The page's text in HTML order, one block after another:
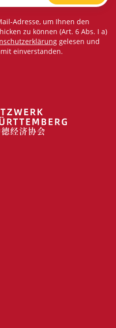
Adresse, um Ihnen den
zu können (Art. 6 Abs. I a)
gelesen und
einverstanden.